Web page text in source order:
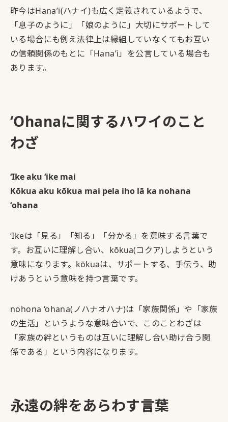
昨今はHana’i(ハナイ)も広く定義されているようで、
「息子のように」「娘のように」大切にサポートして
いる場合にも例え法律上は縁組していなくてもお互い
の信頼関係のもとに「Hana’i」を公言している場合も
あります。
‘Ohanaに関するハワイのこと
わざ
ʻIke aku ʻike mai
Kōkua aku kōkua mai pela iho lā ka nohana
ʻohana
ʻIkeは「見る」「知る」「分かる」を意味する言葉で
す。お互いに理解し合い、 kōkua(コクア)しようという
意味になります。 kōkuaは、サポートする、手伝う、助
けあうという意味を持つ言葉です。
nohona ‘ohana(ノハナオハナ)は「家族関係」や「家族
の生活」というような意味合いで、このことわざは
「家族の絆というものは互いに理解し合い助け合う関
係である」という内容になります。
永遠の絆をあらわす言葉